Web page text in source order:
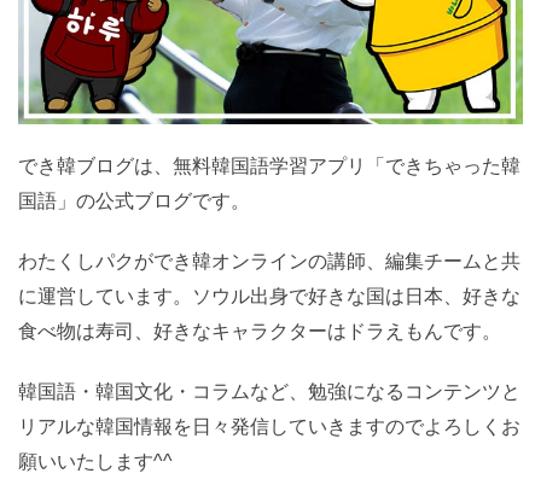
でき韓ブログは、無料韓国語学習アプリ「できちゃった韓
国語」の公式ブログです。
わたくしパクができ韓オンラインの講師、編集チームと共
に運営しています。ソウル出身で好きな国は日本、好きな
食べ物は寿司、好きなキャラクターはドラえもんです。
韓国語・韓国文化・コラムなど、勉強になるコンテンツと
リアルな韓国情報を日々発信していきますのでよろしくお
願いいたします^^